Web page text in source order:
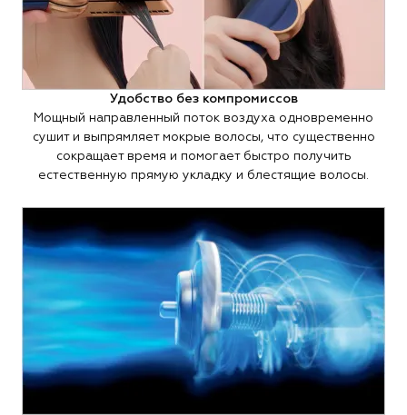
Удобство без компромиссов
Мощный направленный поток воздуха одновременно
сушит и выпрямляет мокрые волосы, что существенно
сокращает время и помогает быстро получить
естественную прямую укладку и блестящие волосы.